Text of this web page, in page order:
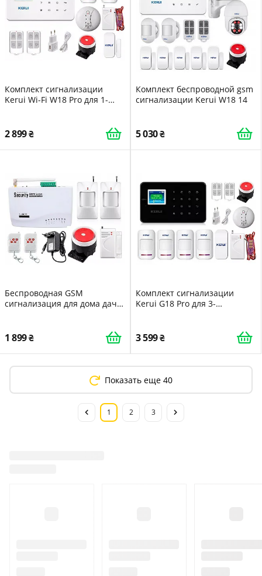
Комплект сигнализации
Kerui Wi-Fi W18 Pro для 1-
2 899
Комплект беспроводной gsm
сигнализации Kerui W18 14
5 030
Беспроводная GSM
сигнализация для дома дачи
1 899
Комплект сигнализации
Kerui G18 Pro для 3-
3 599
Показать еще 40
1 2 3